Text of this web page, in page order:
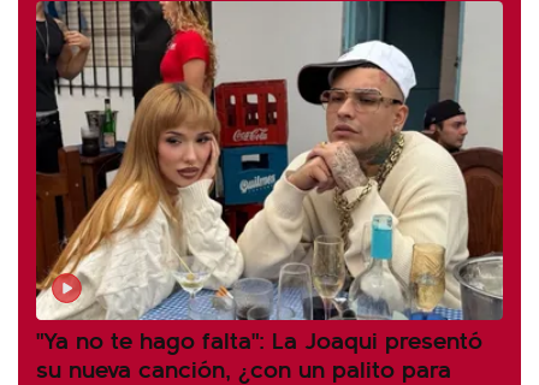
"Ya no te hago falta": La Joaqui presentó
su nueva canción, ¿con un palito para